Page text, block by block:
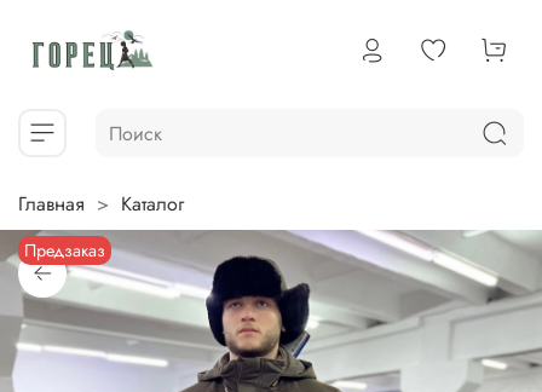
Главная Каталог
Предзаказ